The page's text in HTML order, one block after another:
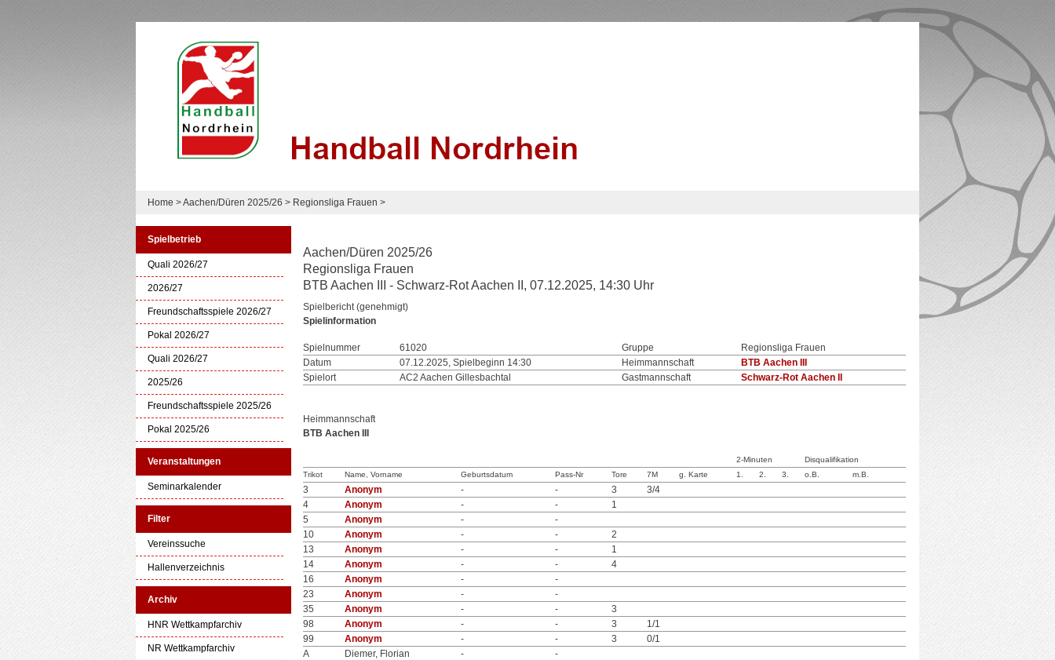
Home >Aachen/Düren 2025/26 > Regionsliga Frauen >
Spielbetrieb
Quali 2026/27
2026/27
Freundschaftsspiele 2026/27
Pokal 2026/27
Quali 2026/27
2025/26
Freundschaftsspiele 2025/26
Pokal 2025/26
Veranstaltungen
Seminarkalender
Filter
Vereinssuche
Hallenverzeichnis
Archiv
HNR Wettkampfarchiv
NR Wettkampfarchiv
Aachen/Düren 2025/26
Regionsliga Frauen
BTB Aachen III - Schwarz-Rot Aachen II, 07.12.2025, 14:30 Uhr
Spielbericht (genehmigt)
Spielinformation
Spielnummer 61020 Gruppe
Regionsliga Frauen
Datum
07.12.2025, Spielbeginn 14:30 Heimmannschaft
BTB Aachen III
Spielort
AC2 Aachen Gillesbachtal Gastmannschaft Schwarz-Rot Aachen II
Heimmannschaft
BTB Aachen III
2-Minuten
Disqualifikation
Trikot
Name, Vorname Geburtsdatum Pass-Nr Tore 7M g. Karte 1. 2. 3. o.B. m.B.
3 Anonym - - 3
3/4
4
Anonym - -
1
5
Anonym -
-
10
Anonym - -
2
13
Anonym - -
1
14
Anonym - -
4
16
Anonym -
-
23
Anonym -
-
35
Anonym - -
3
98
Anonym - - 3
1/1
99
Anonym - - 3
0/1
A
Diemer, Florian - -